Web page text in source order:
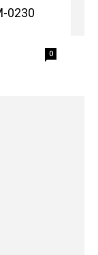
0230
0